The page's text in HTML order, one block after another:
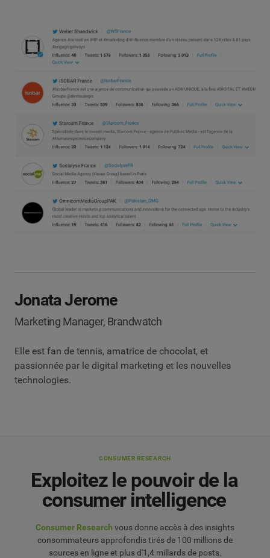
Jonata Jerome
Marketing Manager, Brandwatch
Elle est fan de tennis, amatrice de chocolat, et
passionnée par le digital marketing et les nouvelles
technologies.
CONSUMER RESEARCH
Exploitez le pouvoir de la
consumer intelligence
Consumer Research vous donne accès à des insights
consommateurs approfondis tirés de 100 millions de
sources en ligne et plus d'1,4 millards de posts.